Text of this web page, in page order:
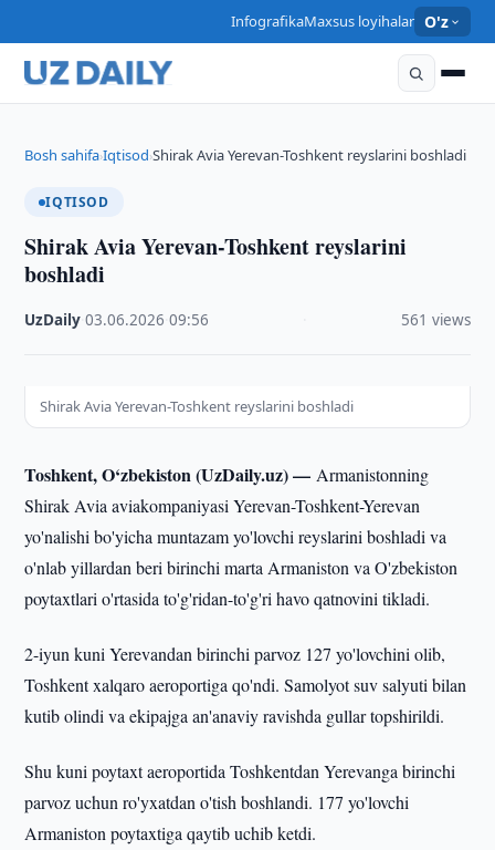
InfografikaMaxsus loyihalar O'z
Bosh sahifa›Iqtisod›Shirak Avia Yerevan-Toshkent reyslarini boshladi
IQTISOD
Shirak Avia Yerevan-Toshkent reyslarini
boshladi
UzDaily ·03.06.2026 ·09:56 561 views
Shirak Avia Yerevan-Toshkent reyslarini boshladi
Toshkent, O‘zbekiston (UzDaily.uz) —Armanistonning
Shirak Avia aviakompaniyasi Yerevan-Toshkent-Yerevan
yo'nalishi bo'yicha muntazam yo'lovchi reyslarini boshladi va
o'nlab yillardan beri birinchi marta Armaniston va O'zbekiston
poytaxtlari o'rtasida to'g'ridan-to'g'ri havo qatnovini tikladi.
2-iyun kuni Yerevandan birinchi parvoz 127 yo'lovchini olib,
Toshkent xalqaro aeroportiga qo'ndi. Samolyot suv salyuti bilan
kutib olindi va ekipajga an'anaviy ravishda gullar topshirildi.
Shu kuni poytaxt aeroportida Toshkentdan Yerevanga birinchi
parvoz uchun ro'yxatdan o'tish boshlandi. 177 yo'lovchi
Armaniston poytaxtiga qaytib uchib ketdi.